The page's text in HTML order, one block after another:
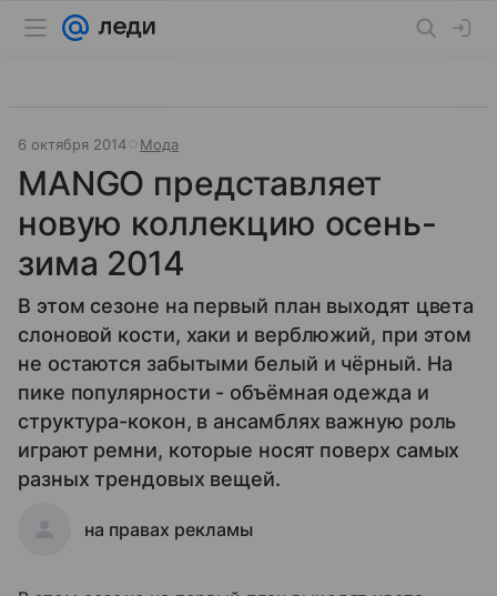
6 октября 2014 Мода
MANGO представляет
новую коллекцию осень-
зима 2014
В этом сезоне на первый план выходят цвета
слоновой кости, хаки и верблюжий, при этом
не остаются забытыми белый и чёрный. На
пике популярности - объёмная одежда и
структура-кокон, в ансамблях важную роль
играют ремни, которые носят поверх самых
разных трендовых вещей.
на правах рекламы